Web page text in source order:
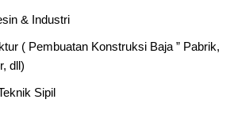
& Industri
( Pembuatan Konstruksi Baja ” Pabrik,
dll)
Sipil